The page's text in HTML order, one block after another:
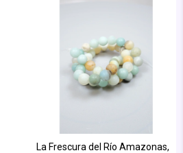
La Frescura del Río Amazonas,